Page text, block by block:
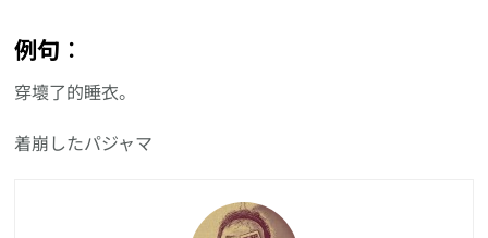
例句︰
穿壞了的睡衣。
着崩したパジャマ